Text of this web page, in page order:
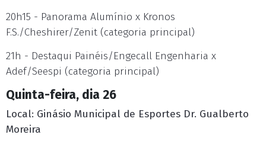
20h15 - Panorama Alumínio x Kronos
F.S./Cheshirer/Zenit (categoria principal)
21h - Destaqui Painéis/Engecall Engenharia x
Adef/Seespi (categoria principal)
Quinta-feira, dia 26
Local: Ginásio Municipal de Esportes Dr. Gualberto
Moreira